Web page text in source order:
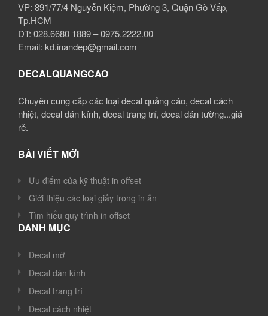
VP: 891/77/4 Nguyễn Kiệm, Phường 3, Quận Gò Vấp,
Tp.HCM
ĐT: 028.6680 1889 – 0975.2222.00
Email: kd.inandep@gmail.com
DECALQUANGCAO
Chuyên cung cấp các loại decal quảng cáo, decal cách
nhiệt, decal dán kính, decal trang trí, decal dán tường...giá
rẻ.
BÀI VIẾT MỚI
Ưu điểm của kỹ thuật in offset
Giới thiệu các loại giấy trong in ấn
Tìm hiểu quy trình in offset
DANH MỤC
Decal mờ
Decal dán kính
Decal trang trí
Decal cách nhiệt